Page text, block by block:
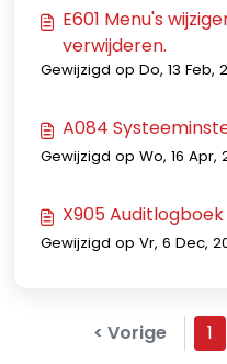
E601 Menu's
verwijderen.
Gewijzigd op Do, 13 Feb,
A084
Gewijzigd op Wo, 16 Apr,
X905 Auditlogboek
Gewijzigd op Vr, 6 Dec,
< Vorige 1